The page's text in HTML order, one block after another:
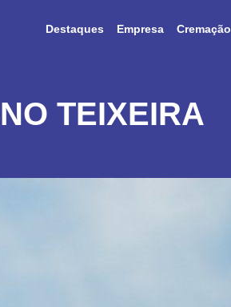
Destaques Empresa Cremação
TEIXEIRA